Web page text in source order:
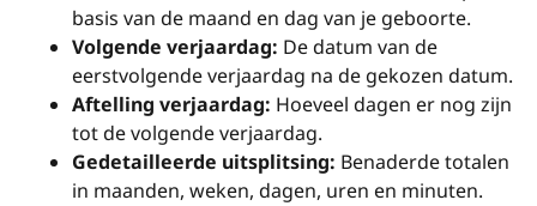
basis van de maand en dag van je geboorte.
Volgende verjaardag: De datum van de
eerstvolgende verjaardag na de gekozen datum.
Aftelling verjaardag: Hoeveel dagen er nog zijn
tot de volgende verjaardag.
Gedetailleerde uitsplitsing: Benaderde totalen
in maanden, weken, dagen, uren en minuten.